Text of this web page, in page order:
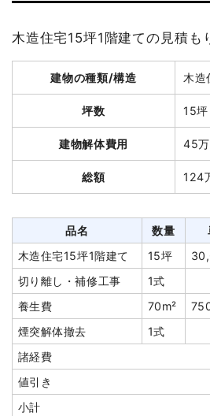
木造住宅15坪1階建ての見積も
建物の種類/構造 木造
坪数 15坪
建物解体費用 45
総額 124
品名 数量
木造住宅15坪1階建て
15坪
切り離し・補修工事
1式
養生費
70m²
煙突解体撤去
1式
諸経費
値引き
小計